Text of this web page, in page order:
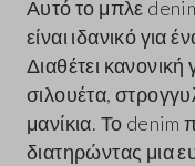
Αυτό το μπλε
είναι ιδανικό για
Διαθέτει
σιλουέτα,
μανίκια. Το
διατηρώντας μια